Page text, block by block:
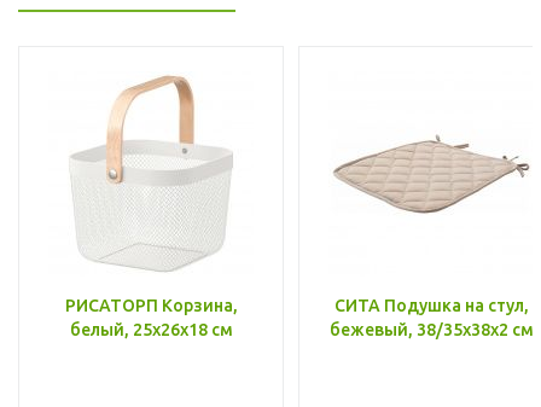
РИСАТОРП Корзина,
белый, 25x26x18 см
СИТА Подушка на стул,
бежевый, 38/35x38x2 см